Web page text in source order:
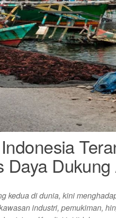
Daya Dukung
kedua di dunia, kini
industri, pemukiman,